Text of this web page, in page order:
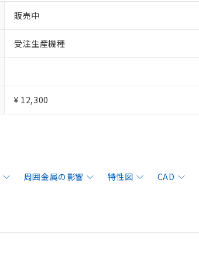
販売中
受注生産機種
¥ 12,300
周囲金属の影響 特性図 CAD